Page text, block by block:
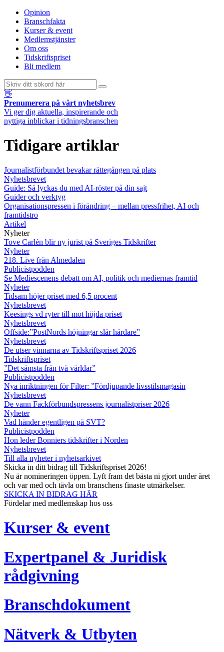
Opinion
Branschfakta
Kurser & event
Medlemstjänster
Om oss
Tidskriftspriset
Bli medlem
👋
Prenumerera på vårt nyhetsbrev
Vi ger dig aktuella, inspirerande och
nyttiga inblickar i tidningsbranschen
Tidigare artiklar
Journalistförbundet bevakar rättegången på plats
Nyhetsbrevet
Guide: Så lyckas du med AI-röster på din sajt
Guider och verktyg
Organisationspressen i förändring – mellan pressfrihet, AI och
framtidstro
Artikel
Nyheter
Tove Carlén blir ny jurist på Sveriges Tidskrifter
Nyheter
218. Live från Almedalen
Publicistpodden
Se Mediescenens debatt om AI, politik och mediernas framtid
Nyheter
Tidsam höjer priset med 6,5 procent
Nyhetsbrevet
Keesings vd ryter till mot höjda priset
Nyhetsbrevet
Offside:”PostNords höjningar slår hårdare”
Nyhetsbrevet
De utser vinnarna av Tidskriftspriset 2026
Tidskriftspriset
”Det sämsta från två världar”
Publicistpodden
Nya inriktningen för Filter: ”Fördjupande livsstilsmagasin
Nyhetsbrevet
De vann Fackförbundspressens journalistpriser 2026
Nyheter
Vad händer egentligen på SVT?
Publicistpodden
Hon leder Bonniers tidskrifter i Norden
Nyhetsbrevet
Till alla nyheter i nyhetsarkivet
Skicka in ditt bidrag till Tidskriftspriset 2026!
Nu är nomineringen öppen. Lyft fram det bästa ni gjort under året
och var med och tävla om branschens finaste utmärkelser.
SKICKA IN BIDRAG HÄR
Fördelar med medlemskap hos oss
Kurser & event
Expertpanel & Juridisk
rådgivning
Branschdokument
Nätverk & Utbyten